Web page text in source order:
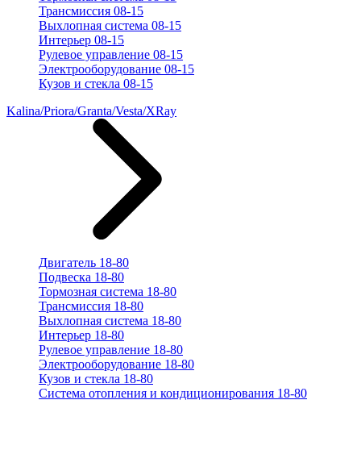
Трансмиссия 08-15
Выхлопная система 08-15
Интерьер 08-15
Рулевое управление 08-15
Электрооборудование 08-15
Кузов и стекла 08-15
Kalina/Priora/Granta/Vesta/XRay
Двигатель 18-80
Подвеска 18-80
Тормозная система 18-80
Трансмиссия 18-80
Выхлопная система 18-80
Интерьер 18-80
Рулевое управление 18-80
Электрооборудование 18-80
Кузов и стекла 18-80
Система отопления и кондиционирования 18-80